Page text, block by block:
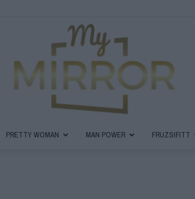
PRETTY WOMAN MAN POWER FRUZSIFITT